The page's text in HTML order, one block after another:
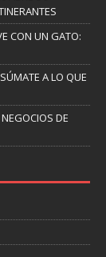
CON UN GATO:
A LO QUE
DE